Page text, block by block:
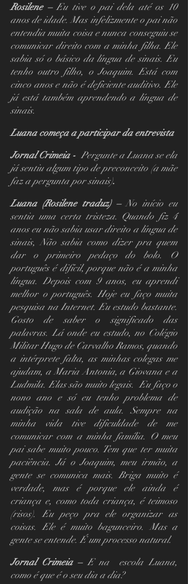
Rosilene – Eu tive o pai dela até os 10
anos de idade. Mas infelizmente o pai não
entendia muita coisa e nunca conseguiu se
comunicar direito com a minha filha. Ele
sabia só o básico da língua de sinais. Eu
tenho outro filho, o Joaquim. Está com
cinco anos e não é deficiente auditivo. Ele
já está também aprendendo a língua de
sinais.
Luana começa a participar da entrevista
Jornal Crimeia - Pergunte a Luana se ela
já sentiu algum tipo de preconceito (a mãe
faz a pergunta por sinais).
Luana (Rosilene traduz) – No início eu
sentia uma certa tristeza. Quando fiz 4
anos eu não sabia usar direito a língua de
sinais, Não sabia como dizer pra quem
dar o primeiro pedaço do bolo. O
português é difícil, porque não é a minha
língua. Depois com 9 anos, eu aprendi
melhor o português. Hoje eu faço muita
pesquisa na Internet. Eu estudo bastante.
Gosto de saber o significado das
palavras. Lá onde eu estudo, no Colégio
Militar Hugo de Carvalho Ramos, quando
a intérprete falta, as minhas colegas me
ajudam, a Maria Antonia, a Giovana e a
Ludmila. Elas são muito legais.  Eu faço o
nono ano e só eu tenho problema de
audição na sala de aula. Sempre na
minha vida tive dificuldade de me
comunicar com a minha família. O meu
pai sabe muito pouco. Tem que ter muita
paciência. Já o Joaquim, meu irmão, a
gente se comunica mais. Briga muito é
verdade, mas é porque ele ainda é
criança e, como toda criança, é teimoso
(risos). Eu peço pra ele organizar as
coisas. Ele é muito bagunceiro. Mas a
gente se entende. É um processo natural.
Jornal Crimeia – E na  escola Luana,
como é que é o seu dia a dia?